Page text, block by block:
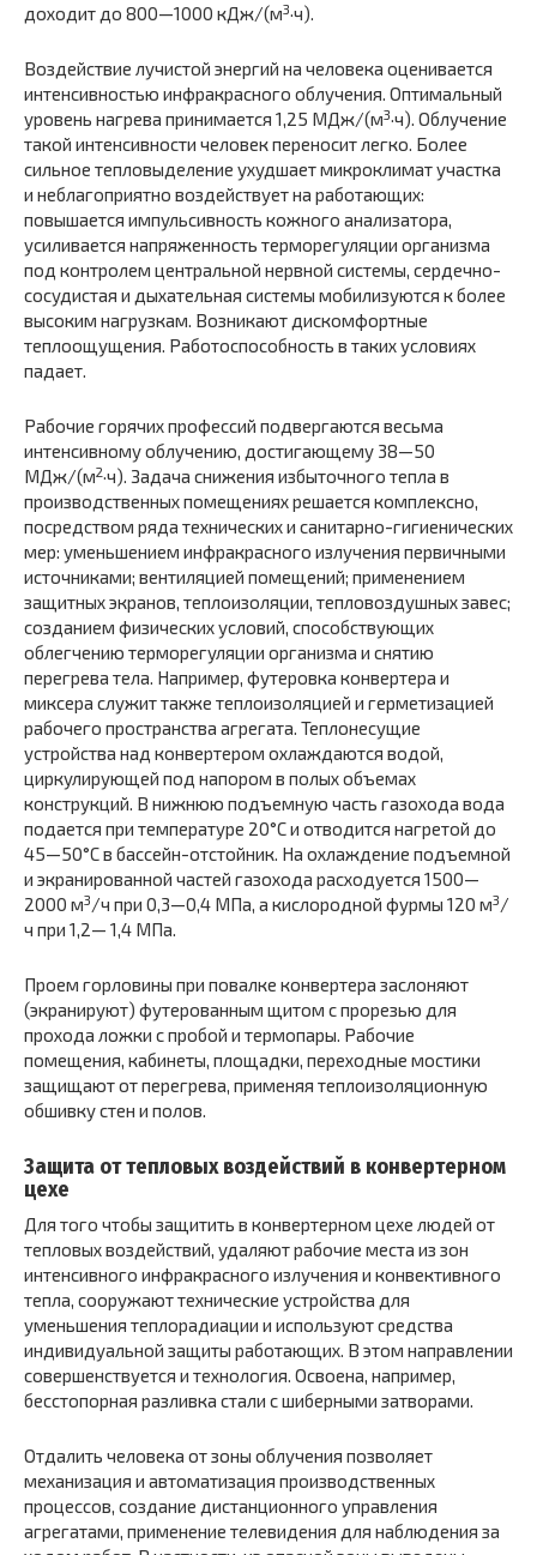
доходит до 800—1000 кДж/(м3·ч).
Воздействие лучистой энергий на человека оценивается
интенсивностью инфракрасного облучения. Оптимальный
уровень нагрева принимается 1,25 МДж/(м3·ч). Облучение
такой интенсивности человек переносит легко. Более
сильное тепловыделение ухудшает микроклимат участка
и неблагоприятно воздействует на работающих:
повышается импульсивность кожного анализатора,
усиливается напряженность терморегуляции организма
под контролем центральной нервной системы, сердечно-
сосудистая и дыхательная системы мобилизуются к более
высоким нагрузкам. Возникают дискомфортные
теплоощущения. Работоспособность в таких условиях
падает.
Рабочие горячих профессий подвергаются весьма
интенсивному облучению, достигающему 38—50
МДж/(м2·ч). Задача снижения избыточного тепла в
производственных помещениях решается комплексно,
посредством ряда технических и санитарно-гигиенических
мер: уменьшением инфракрасного излучения первичными
источниками; вентиляцией помещений; применением
защитных экранов, теплоизоляции, тепловоздушных завес;
созданием физических условий, способствующих
облегчению терморегуляции организма и снятию
перегрева тела. Например, футеровка конвертера и
миксера служит также теплоизоляцией и герметизацией
рабочего пространства агрегата. Теплонесущие
устройства над конвертером охлаждаются водой,
циркулирующей под напором в полых объемах
конструкций. В нижнюю подъемную часть газохода вода
подается при температуре 20°С и отводится нагретой до
45—50°С в бассейн-отстойник. На охлаждение подъемной
и экранированной частей газохода расходуется 1500—
2000 м3/ч при 0,3—0,4 МПа, а кислородной фурмы 120 м3/
ч при 1,2— 1,4 МПа.
Проем горловины при повалке конвертера заслоняют
(экранируют) футерованным щитом с прорезью для
прохода ложки с пробой и термопары. Рабочие
помещения, кабинеты, площадки, переходные мостики
защищают от перегрева, применяя теплоизоляционную
обшивку стен и полов.
Защита от тепловых воздействий в конвертерном
цехе
Для того чтобы защитить в конвертерном цехе людей от
тепловых воздействий, удаляют рабочие места из зон
интенсивного инфракрасного излучения и конвективного
тепла, сооружают технические устройства для
уменьшения теплорадиации и используют средства
индивидуальной защиты работающих. В этом направлении
совершенствуется и технология. Освоена, например,
бесстопорная разливка стали с шиберными затворами.
Отдалить человека от зоны облучения позволяет
механизация и автоматизация производственных
процессов, создание дистанционного управления
агрегатами, применение телевидения для наблюдения за